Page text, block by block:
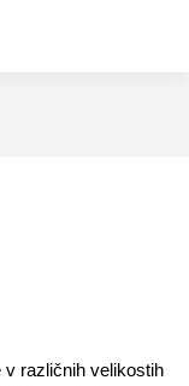
v različnih velikostih